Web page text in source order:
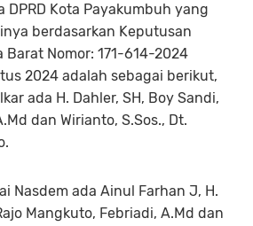
Kota Payakumbuh yang
berdasarkan Keputusan
Nomor: 171-614-2024
2024 adalah sebagai berikut,
ada H. Dahler, SH, Boy Sandi,
dan Wirianto, S.Sos., Dt.
Nasdem ada Ainul Farhan J, H.
Mangkuto, Febriadi, A.Md dan